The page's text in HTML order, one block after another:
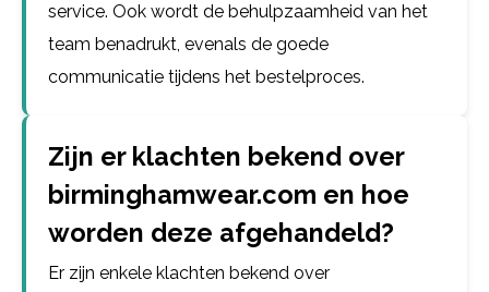
service. Ook wordt de behulpzaamheid van het
team benadrukt, evenals de goede
communicatie tijdens het bestelproces.
Zijn er klachten bekend over
birminghamwear.com en hoe
worden deze afgehandeld?
Er zijn enkele klachten bekend over